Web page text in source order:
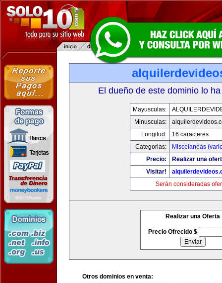
El dueño de este dominio lo
Mayusculas:
Minusculas:
Longitud:
16 caracteres
Categorias:
Miscelaneas
Precio:
Realizar una
Visitar!
Serán consideradas
Realizar una Oferta
Precio Ofrecido $
Otros dominios en venta: